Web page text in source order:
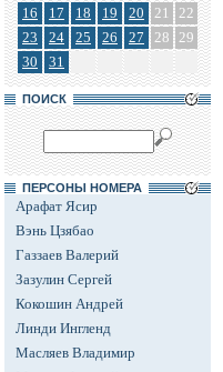
16
17 18 19 20 21
22
23
24 25 26 27 28 29
30
31
ПОИСК
ПЕРСОНЫ НОМЕРА
Арафат Ясир
Вэнь Цзябао
Газзаев Валерий
Зазулин Сергей
Кокошин Андрей
Линди Ингленд
Масляев Владимир